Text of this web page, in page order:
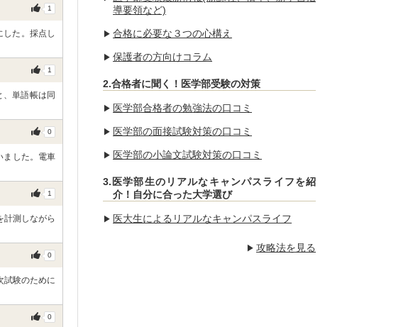
1
た。採点し
1
、単語帳は同
0
ました。電車
1
計測しながら
0
試験のために
0
導要領など)
合格に必要な３つの心構え
保護者の方向けコラム
2.合格者に聞く！医学部受験の対策
医学部合格者の勉強法の口コミ
医学部の面接試験対策の口コミ
医学部の小論文試験対策の口コミ
3.医学部生のリアルなキャンパスライフを紹
介！自分に合った大学選び
医大生によるリアルなキャンパスライフ
攻略法を見る